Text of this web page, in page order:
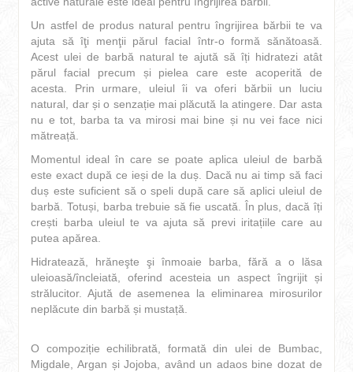
Un astfel de produs natural pentru îngrijirea bărbii te va
ajuta să îţi menţii părul facial într-o formă sănătoasă.
Acest ulei de barbă natural te ajută să îți hidratezi atât
părul facial precum și pielea care este acoperită de
acesta. Prin urmare, uleiul îi va oferi bărbii un luciu
natural, dar și o senzație mai plăcută la atingere. Dar asta
nu e tot, barba ta va mirosi mai bine și nu vei face nici
mătreață.
Momentul ideal în care se poate aplica uleiul de barbă
este exact după ce ieși de la duș. Dacă nu ai timp să faci
duș este suficient să o speli după care să aplici uleiul de
barbă. Totuși, barba trebuie să fie uscată. În plus, dacă îți
crești barba uleiul te va ajuta să previ iritațiile care au
putea apărea.
Hidratează, hrăneşte şi înmoaie barba, fără a o lăsa
uleioasă/încleiată, oferind acesteia un aspect îngrijit și
strălucitor. Ajută de asemenea la eliminarea mirosurilor
neplăcute din barbă și mustață.
O compoziție echilibrată, formată din ulei de Bumbac,
Migdale, Argan și Jojoba, având un adaos bine dozat de